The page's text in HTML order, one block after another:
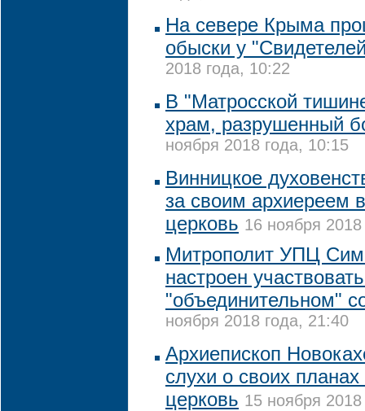
На севере Крыма
обыски у
2018 года, 10:22
В "Матросской
храм, разрушенный
ноября 2018 года, 10:15
Винницкое
за своим архиереем
церковь 16 ноября
Митрополит УПЦ
настроен
"объединительном"
ноября 2018 года, 21:40
Архиепископ
слухи о своих
церковь 15 ноября